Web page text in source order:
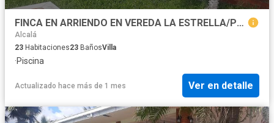
FINCA EN ARRIENDO EN VEREDA LA ESTRELLA/PEREIRA
Alcalá
23 Habitaciones23 BañosVilla
·Piscina
Actualizado hace más de 1 mes Ver en detalle